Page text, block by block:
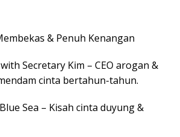
& Penuh Kenangan
Secretary Kim – CEO arogan &
cinta bertahun-tahun.
Sea – Kisah cinta duyung &